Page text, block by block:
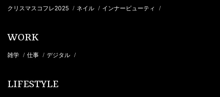
クリスマスコフレ2025 / ネイル / インナービューティ /
WORK
雑学 / 仕事 / デジタル /
LIFESTYLE